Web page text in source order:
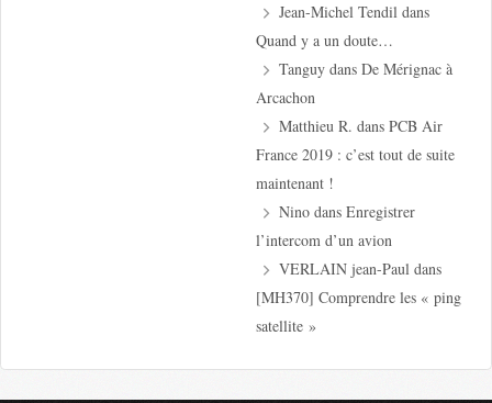
Jean-Michel Tendildans
Quand y a un doute…
Tanguydans De Mérignac à
Arcachon
Matthieu R. dans PCB Air
France 2019 : c’est tout de suite
maintenant !
Ninodans Enregistrer
l’intercom d’un avion
VERLAIN jean-Pauldans
[MH370] Comprendre les « ping
satellite »